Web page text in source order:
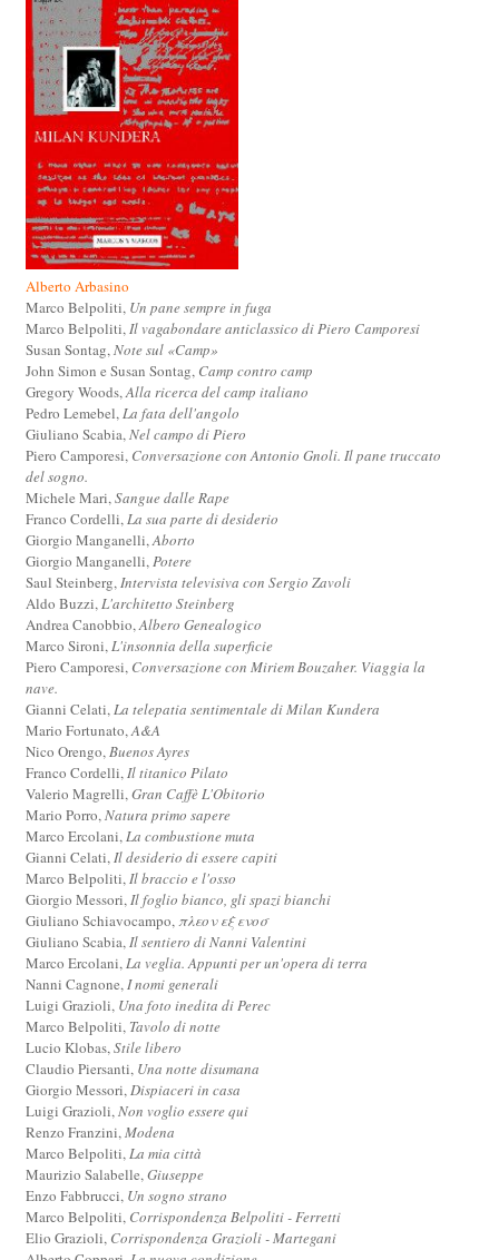
Alberto Arbasino
Marco Belpoliti, Un pane sempre in fuga
Marco Belpoliti,Il vagabondare anticlassico di Piero Camporesi
Susan Sontag,Note sul «Camp»
John Simon e Susan Sontag, Camp contro camp
Gregory Woods,Alla ricerca del camp italiano
Pedro Lemebel,La fata dell'angolo
Giuliano Scabia,Nel campo di Piero
Piero Camporesi, Conversazione con Antonio Gnoli. Il pane truccato
del sogno.
Michele Mari,Sangue dalle Rape
Franco Cordelli,La sua parte di desiderio
Giorgio Manganelli,Aborto
Giorgio Manganelli,Potere
Saul Steinberg,Intervista televisiva con Sergio Zavoli
Aldo Buzzi,L'architetto Steinberg
Andrea Canobbio,Albero Genealogico
Marco Sironi,L'insonnia della superficie
Piero Camporesi, Conversazione con Miriem Bouzaher. Viaggia la
nave.
Gianni Celati,La telepatia sentimentale di Milan Kundera
Mario Fortunato,A&A
Nico Orengo,Buenos Ayres
Franco Cordelli,Il titanico Pilato
Valerio Magrelli,Gran Caffè L'Obitorio
Mario Porro,Natura primo sapere
Marco Ercolani,La combustione muta
Gianni Celati,Il desiderio di essere capiti
Marco Belpoliti,Il braccio e l'osso
Giorgio Messori,Il foglio bianco, gli spazi bianchi
Giuliano Schiavocampo,πλεον εξ ενοσ
Giuliano Scabia,Il sentiero di Nanni Valentini
Marco Ercolani,La veglia. Appunti per un'opera di terra
Nanni Cagnone,I nomi generali
Luigi Grazioli, Una foto inedita di Perec
Marco Belpoliti, Tavolo di notte
Lucio Klobas,Stile libero
Claudio Piersanti, Una notte disumana
Giorgio Messori,Dispiaceri in casa
Luigi Grazioli,Non voglio essere qui
Renzo Franzini,Modena
Marco Belpoliti,La mia città
Maurizio Salabelle,Giuseppe
Enzo Fabbrucci, Un sogno strano
Marco Belpoliti, Corrispondenza Belpoliti - Ferretti
Elio Grazioli, Corrispondenza Grazioli - Martegani